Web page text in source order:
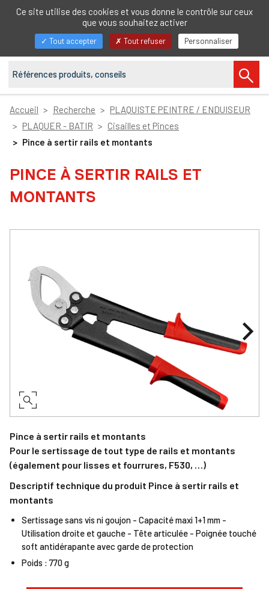
FR
Afficher/masquer
Accueil Recherche
PLAQUISTE PEINTRE / ENDUISEUR
PLAQUER - BATIR
Cisailles et Pinces
Pince à sertir rails et montants
PINCE À SERTIR RAILS ET
MONTANTS
Pince à sertir rails et montants
Pour le sertissage de tout type de rails et montants
(également pour lisses et fourrures, F530, …)
Descriptif technique du produit Pince à sertir rails et
montants
Sertissage sans vis ni goujon - Capacité maxi 1+1 mm -
Utilisation droite et gauche - Tête articulée - Poignée touché
soft antidérapante avec garde de protection
Poids : 770 g
Ce site utilise des cookies et vous donne le contrôle sur ceux
que vous souhaitez activer
Tout accepter Tout refuser Personnaliser